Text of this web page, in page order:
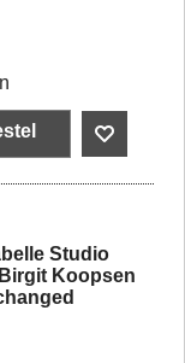
Studio
Koopsen